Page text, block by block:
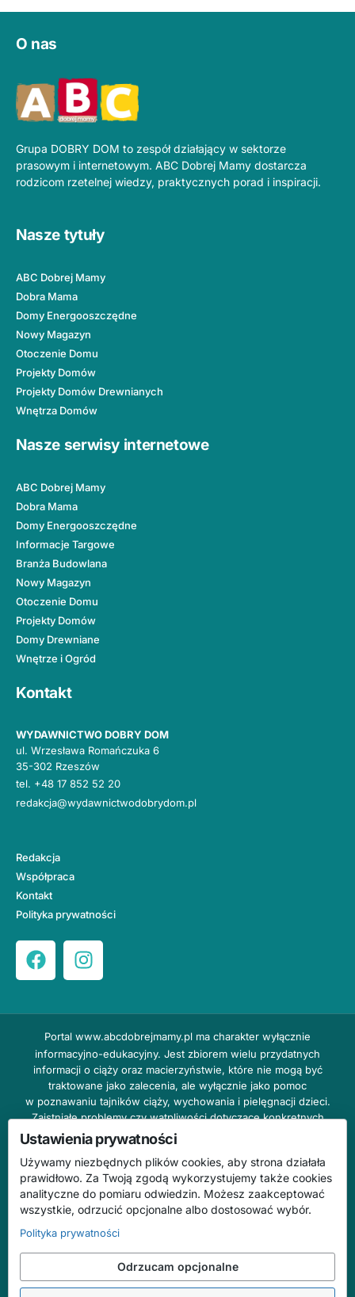
O nas
Grupa DOBRY DOM to zespół działający w sektorze
prasowym i internetowym. ABC Dobrej Mamy dostarcza
rodzicom rzetelnej wiedzy, praktycznych porad i inspiracji.
Nasze tytuły
ABC Dobrej Mamy
Dobra Mama
Domy Energooszczędne
Nowy Magazyn
Otoczenie Domu
Projekty Domów
Projekty Domów Drewnianych
Wnętrza Domów
Nasze serwisy internetowe
ABC Dobrej Mamy
Dobra Mama
Domy Energooszczędne
Informacje Targowe
Branża Budowlana
Nowy Magazyn
Otoczenie Domu
Projekty Domów
Domy Drewniane
Wnętrze i Ogród
Kontakt
WYDAWNICTWO DOBRY DOM
ul. Wrzesława Romańczuka 6
35-302 Rzeszów
tel. +48 17 852 52 20
redakcja@wydawnictwodobrydom.pl
Redakcja
Współpraca
Kontakt
Polityka prywatności
Portal www.abcdobrejmamy.pl ma charakter wyłącznie
informacyjno-edukacyjny. Jest zbiorem wielu przydatnych
informacji o ciąży oraz macierzyństwie, które nie mogą być
traktowane jako zalecenia, ale wyłącznie jako pomoc
w poznawaniu tajników ciąży, wychowania i pielęgnacji dzieci.
Zaistniałe problemy czy wątpliwości dotyczące konkretnych
przypadków należy bezzwłocznie konsultować z prowadzącym
lekarzem ginekologiem lub innym stosownym specjalistą w danej
dziedzinie. DOBRY DOM nie odpowiada za treść reklam,
nie ponosi również żadnych konsekwencji prawnych ani
odpowiedzialności za następstwa mogące wyniknąć na skutek
zastosowania podanych informacji bez wcześniejszej konsultacji
Na stronie abcdobrejmamy.pl mogą występować wpisy
o charakterze reklamowym.
Ustawienia prywatności
Używamy niezbędnych plików cookies, aby strona działała
prawidłowo. Za Twoją zgodą wykorzystujemy także cookies
analityczne do pomiaru odwiedzin. Możesz zaakceptować
wszystkie, odrzucić opcjonalne albo dostosować wybór.
Polityka prywatności
Odrzucam opcjonalne